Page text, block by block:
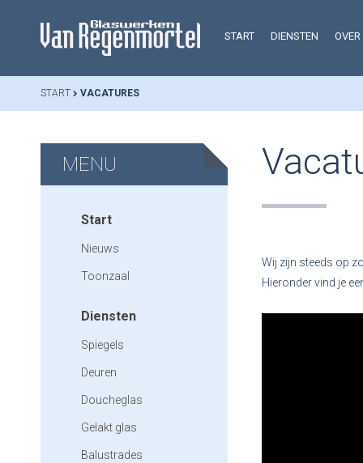
START DIENSTEN
START VACATURES
MENU
Start
Nieuws
Toonzaal
Diensten
Spiegels
Deuren
Doucheglas
Gelakt glas
Balustrades
Wij zijn steeds op
Hieronder vind je